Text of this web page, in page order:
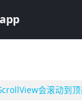
会滚动到